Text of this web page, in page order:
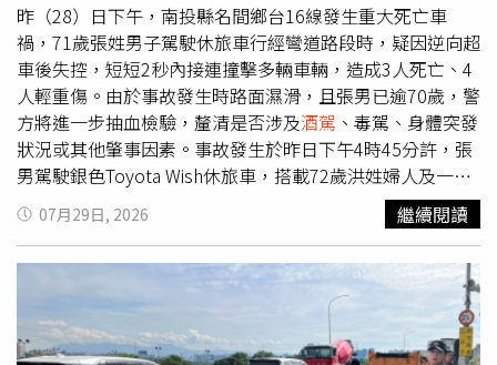
昨（28）日下午，南投縣名間鄉台16線發生重大死亡車
禍，71歲張姓男子駕駛休旅車行經彎道路段時，疑因逆向超
車後失控，短短2秒內接連撞擊多輛車輛，造成3人死亡、4
人輕重傷。由於事故發生時路面濕滑，且張男已逾70歲，警
方將進一步抽血檢驗，釐清是否涉及酒駕 、毒駕、身體突發
狀況或其他肇事因素。事故發生於昨日下午4時45分許，張
男駕駛銀色Toyota Wish休旅車，搭載72歲洪姓婦人及一名
女乘客，由集集往名間方向行駛，行經台16線濁水路段一處
下坡彎道時，疑為超越前方車輛跨越雙黃線，切回原車道時
先擦撞同向白色休旅車左後側，隨即失控衝入對向車道，迎
面撞上黑色休旅車、小貨車及一輛重型機車，猛烈撞擊造成
小貨車翻覆，事故現場車體嚴重扭曲、零件散落一地，宛如
災難電影場景。南投縣消防局獲報後，立即調派6個分隊趕
07月29日, 2026 繼續閱讀